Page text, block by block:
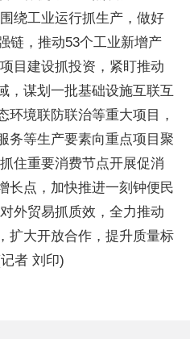
绕工业运行抓生产，做好
链，推动53个工业新增产
目建设抓投资，紧盯推动
，谋划一批基础设施互联互
环境联防联治等重大项目，
务等生产要素向重点项目聚
住重要消费节点开展促消
长点，加快推进一刻钟便民
外贸易抓质效，全力推动
扩大开放合作，提升质量标
者 刘印)